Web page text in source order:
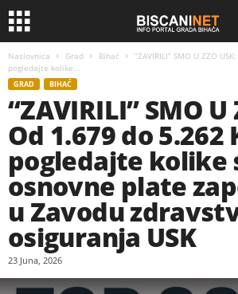
Naslovnica Grad Bihać
“ZAVIRILI” SMO U ZZO
pogledajte kolike...
GRAD BIHAĆ
“ZAVIRILI” SMO U
Od 1.679 do 5.262
pogledajte kolike
osnovne plate
u Zavodu
osiguranja USK
23 Juna, 2026